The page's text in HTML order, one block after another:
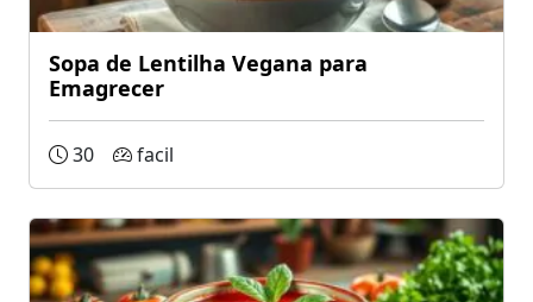
Sopa de Lentilha Vegana para
Emagrecer
30 facil